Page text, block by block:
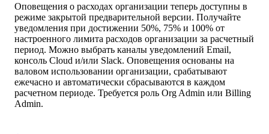
Оповещения о расходах организации теперь доступны в
режиме закрытой предварительной версии. Получайте
уведомления при достижении 50%, 75% и 100% от
настроенного лимита расходов организации за расчетный
период. Можно выбрать каналы уведомлений Email,
консоль Cloud и/или Slack. Оповещения основаны на
валовом использовании организации, срабатывают
ежечасно и автоматически сбрасываются в каждом
расчетном периоде. Требуется роль Org Admin или Billing
Admin.